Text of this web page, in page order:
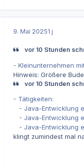
9. Mai 20251 j
vor 10 Stunden
- Kleinunternehmen
Hinweis: Größere
vor 10 Stunden
- Tätigkeiten:
- Java-Entwicklung
- Java-Entwicklung
- Java-Entwicklung
klingt zumindest mal